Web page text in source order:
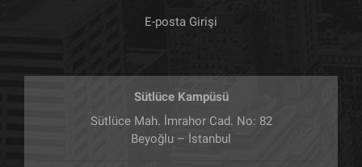
E-posta Girişi
Sütlüce Kampüsü
Sütlüce Mah. İmrahor Cad. No: 82
Beyoğlu – İstanbul